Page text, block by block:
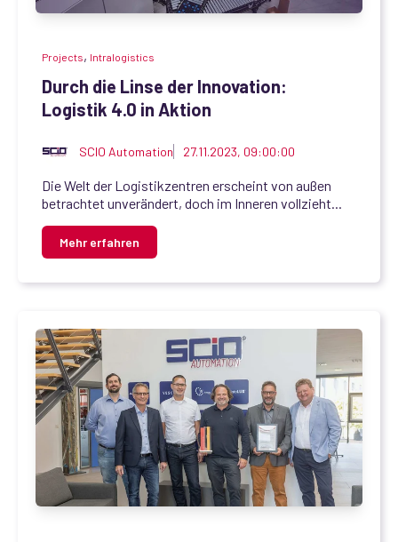
Projects, Intralogistics
Durch die Linse der Innovation:
Logistik 4.0 in Aktion
SCIO Automation 27.11.2023, 09:00:00
Die Welt der Logistikzentren erscheint von außen
betrachtet unverändert, doch im Inneren vollzieht...
Mehr erfahren